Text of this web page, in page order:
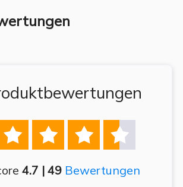
   
4.7 | 49 Bewertungen